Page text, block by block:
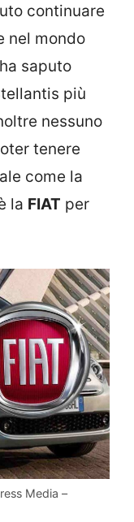
continuare
nel mondo
saputo
più
nessuno
tenere
come la
la FIAT per
Media –